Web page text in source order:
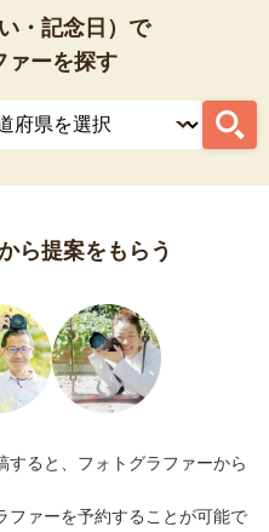
・記念日）で
ァーを探す
ら提案をもらう
ると、フォトグラファーから
ファーを予約することが可能で